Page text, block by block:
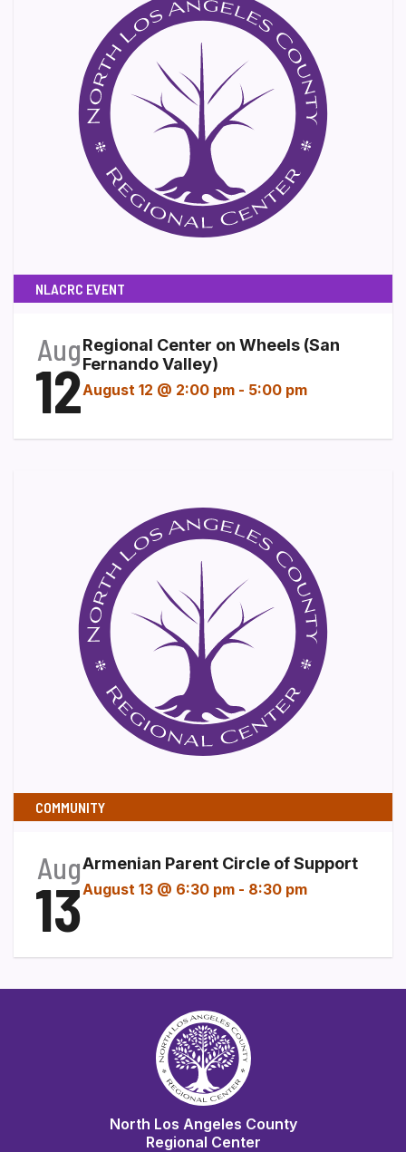
NLACRC EVENT
Aug
12
Regional Center on Wheels (San
Fernando Valley)
August 12 @ 2:00 pm - 5:00 pm
COMMUNITY
Aug
13
Armenian Parent Circle of Support
August 13 @ 6:30 pm - 8:30 pm
North Los Angeles County
Regional Center